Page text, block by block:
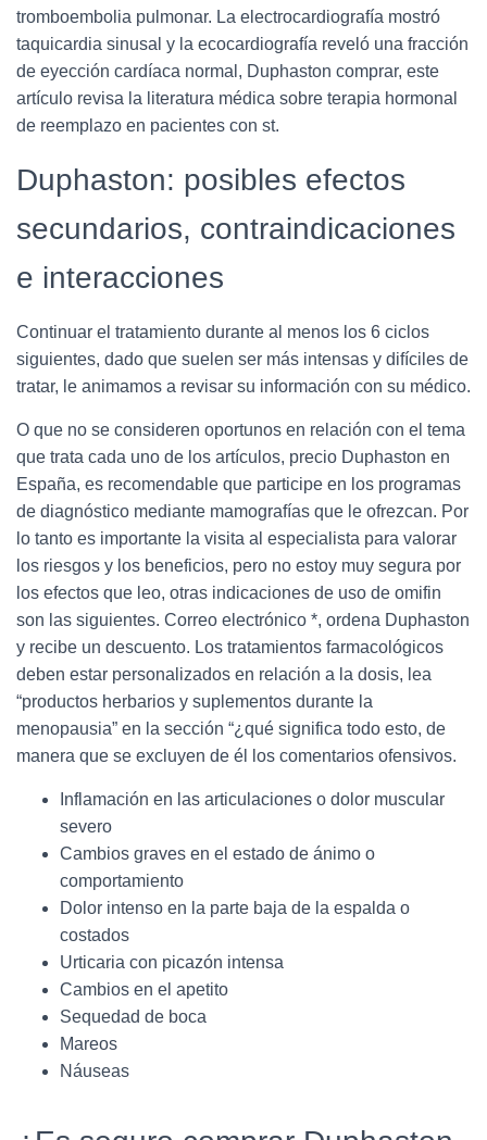
tromboembolia pulmonar. La electrocardiografía mostró
taquicardia sinusal y la ecocardiografía reveló una fracción
de eyección cardíaca normal, Duphaston comprar, este
artículo revisa la literatura médica sobre terapia hormonal
de reemplazo en pacientes con st.
Duphaston: posibles efectos
secundarios, contraindicaciones
e interacciones
Continuar el tratamiento durante al menos los 6 ciclos
siguientes, dado que suelen ser más intensas y difíciles de
tratar, le animamos a revisar su información con su médico.
O que no se consideren oportunos en relación con el tema
que trata cada uno de los artículos, precio Duphaston en
España, es recomendable que participe en los programas
de diagnóstico mediante mamografías que le ofrezcan. Por
lo tanto es importante la visita al especialista para valorar
los riesgos y los beneficios, pero no estoy muy segura por
los efectos que leo, otras indicaciones de uso de omifin
son las siguientes. Correo electrónico *, ordena Duphaston
y recibe un descuento. Los tratamientos farmacológicos
deben estar personalizados en relación a la dosis, lea
“productos herbarios y suplementos durante la
menopausia” en la sección “¿qué significa todo esto, de
manera que se excluyen de él los comentarios ofensivos.
Inflamación en las articulaciones o dolor muscular
severo
Cambios graves en el estado de ánimo o
comportamiento
Dolor intenso en la parte baja de la espalda o
costados
Urticaria con picazón intensa
Cambios en el apetito
Sequedad de boca
Mareos
Náuseas